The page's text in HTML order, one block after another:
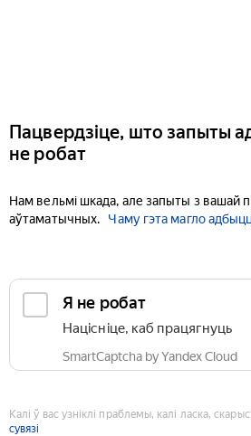
Пацвердзіце, што запыты
не робат
Нам вельмі шкада, але запыты з вашай
аўтаматычных.
Чаму гэта магло
Я не робат
Націсніце, каб працягнуць
SmartCaptcha by Yandex Cloud
Калі ў вас узніклі праблемы, калі ласка,
сувязі